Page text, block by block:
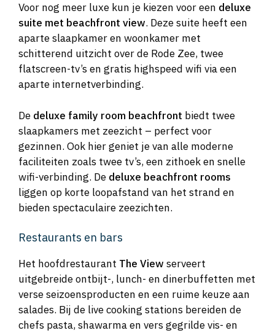
Voor nog meer luxe kun je kiezen voor een deluxe
suite met beachfront view. Deze suite heeft een
aparte slaapkamer en woonkamer met
schitterend uitzicht over de Rode Zee, twee
flatscreen-tv’s en gratis highspeed wifi via een
aparte internetverbinding.
De deluxe family room beachfront biedt twee
slaapkamers met zeezicht – perfect voor
gezinnen. Ook hier geniet je van alle moderne
faciliteiten zoals twee tv’s, een zithoek en snelle
wifi-verbinding. De deluxe beachfront rooms
liggen op korte loopafstand van het strand en
bieden spectaculaire zeezichten.
Restaurants en bars
Het hoofdrestaurant The View serveert
uitgebreide ontbijt-, lunch- en dinerbuffetten met
verse seizoensproducten en een ruime keuze aan
salades. Bij de live cooking stations bereiden de
chefs pasta, shawarma en vers gegrilde vis- en